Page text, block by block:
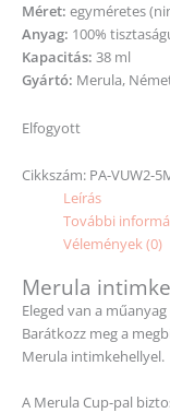
Méret: egyméretes
Anyag: 100%
Kapacitás: 38 ml
Gyártó: Merula,
Elfogyott
Cikkszám: PA-VUW2-
Leírás
További
Vélemények (0)
Merula
Eleged van a
Barátkozz meg a
Merula intimkehellyel.
A Merula Cup-pal